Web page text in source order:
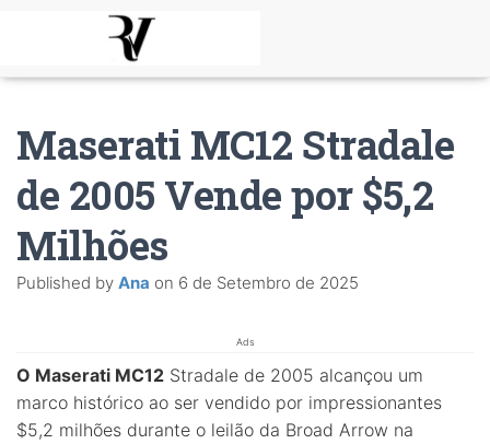
Maserati MC12 Stradale
de 2005 Vende por $5,2
Milhões
Published by Ana on 6 de Setembro de 2025
Ads
O Maserati MC12 Stradale de 2005 alcançou um
marco histórico ao ser vendido por impressionantes
$5,2 milhões durante o leilão da Broad Arrow na